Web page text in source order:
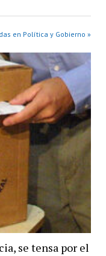
en Política y Gobierno »
se tensa por el